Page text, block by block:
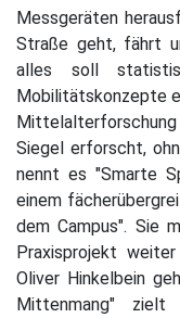
Messgeräten
Straße geht, fährt
alles soll
Mobilitätskonzepte
Mittelalterforschung
Siegel erforscht,
nennt es "Smarte
einem
dem Campus". Sie
Praxisprojekt
Oliver Hinkelbein
Mittenmang"